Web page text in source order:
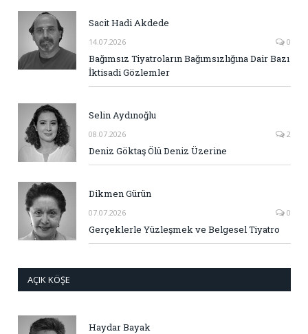
Sacit Hadi Akdede
14.07.2026 0
Bağımsız Tiyatroların Bağımsızlığına Dair Bazı
İktisadi Gözlemler
Selin Aydınoğlu
08.07.2026 2
Deniz Göktaş Ölü Deniz Üzerine
Dikmen Gürün
07.07.2026 0
Gerçeklerle Yüzleşmek ve Belgesel Tiyatro
AÇIK KÖŞE
Haydar Bayak